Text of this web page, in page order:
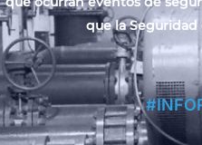
que la